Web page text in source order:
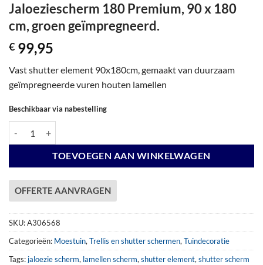
Jaloeziescherm 180 Premium, 90 x 180
cm, groen geïmpregneerd.
€ 99,95
Vast shutter element 90x180cm, gemaakt van duurzaam
geïmpregneerde vuren houten lamellen
Beschikbaar via nabestelling
TOEVOEGEN AAN WINKELWAGEN
OFFERTE AANVRAGEN
SKU:A306568
Categorieën: Moestuin,Trellis en shutter schermen,Tuindecoratie
Tags: jaloezie scherm, lamellen scherm,shutter element,shutter scherm